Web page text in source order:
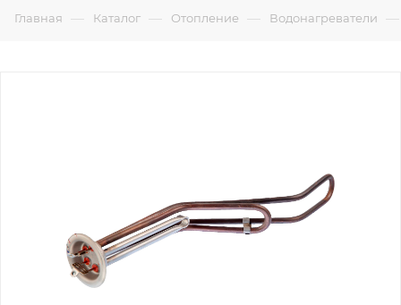
Главная — Каталог — Отопление — Водонагреватели —